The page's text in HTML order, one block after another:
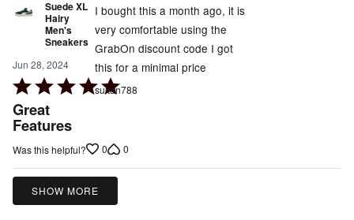
Suede XL
Hairy
Men's
Sneakers
Jun 28, 2024
Rated
5
out
Great
Features
I bought this a month ago, it is
very comfortable using the
GrabOn discount code I got
this for a minimal price
sultan788
Was this helpful? 0 0
SHOW MORE